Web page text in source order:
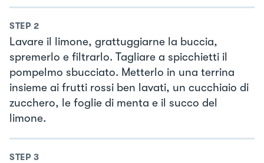
STEP 2
Lavare il limone, grattuggiarne la buccia,
spremerlo e filtrarlo. Tagliare a spicchietti il
pompelmo sbucciato. Metterlo in una terrina
insieme ai frutti rossi ben lavati, un cucchiaio di
zucchero, le foglie di menta e il succo del
limone.
STEP 3